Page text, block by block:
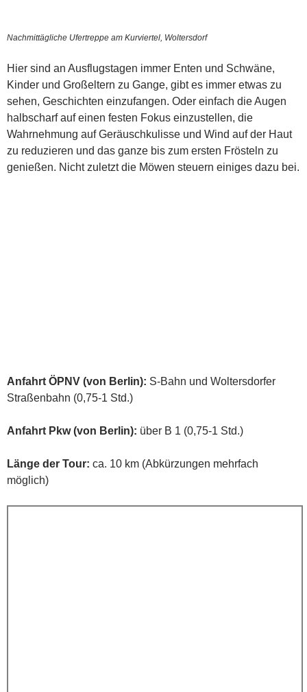
Nachmittägliche Ufertreppe am Kurviertel, Woltersdorf
Hier sind an Ausflugstagen immer Enten und Schwäne,
Kinder und Großeltern zu Gange, gibt es immer etwas zu
sehen, Geschichten einzufangen. Oder einfach die Augen
halbscharf auf einen festen Fokus einzustellen, die
Wahrnehmung auf Geräuschkulisse und Wind auf der Haut
zu reduzieren und das ganze bis zum ersten Frösteln zu
genießen. Nicht zuletzt die Möwen steuern einiges dazu bei.
Anfahrt ÖPNV (von Berlin): S-Bahn und Woltersdorfer
Straßenbahn (0,75-1 Std.)
Anfahrt Pkw (von Berlin): über B 1 (0,75-1 Std.)
Länge der Tour: ca. 10 km (Abkürzungen mehrfach
möglich)